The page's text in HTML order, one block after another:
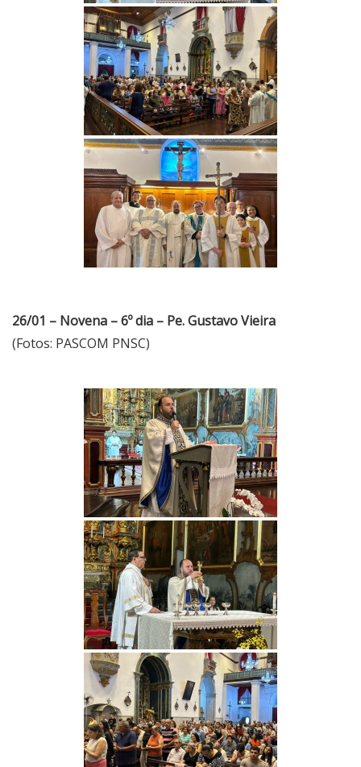
26/01 – Novena – 6º dia – Pe. Gustavo Vieira
(Fotos: PASCOM PNSC)